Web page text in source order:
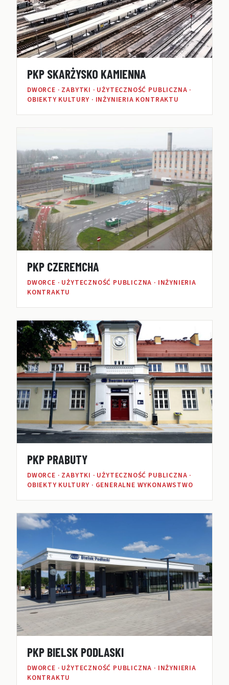
PKP SKARŻYSKO KAMIENNA
DWORCE · ZABYTKI · UŻYTECZNOŚĆ PUBLICZNA ·
OBIEKTY KULTURY · INŻYNIERIA KONTRAKTU
PKP CZEREMCHA
DWORCE · UŻYTECZNOŚĆ PUBLICZNA · INŻYNIERIA
KONTRAKTU
PKP PRABUTY
DWORCE · ZABYTKI · UŻYTECZNOŚĆ PUBLICZNA ·
OBIEKTY KULTURY · GENERALNE WYKONAWSTWO
PKP BIELSK PODLASKI
DWORCE · UŻYTECZNOŚĆ PUBLICZNA · INŻYNIERIA
KONTRAKTU